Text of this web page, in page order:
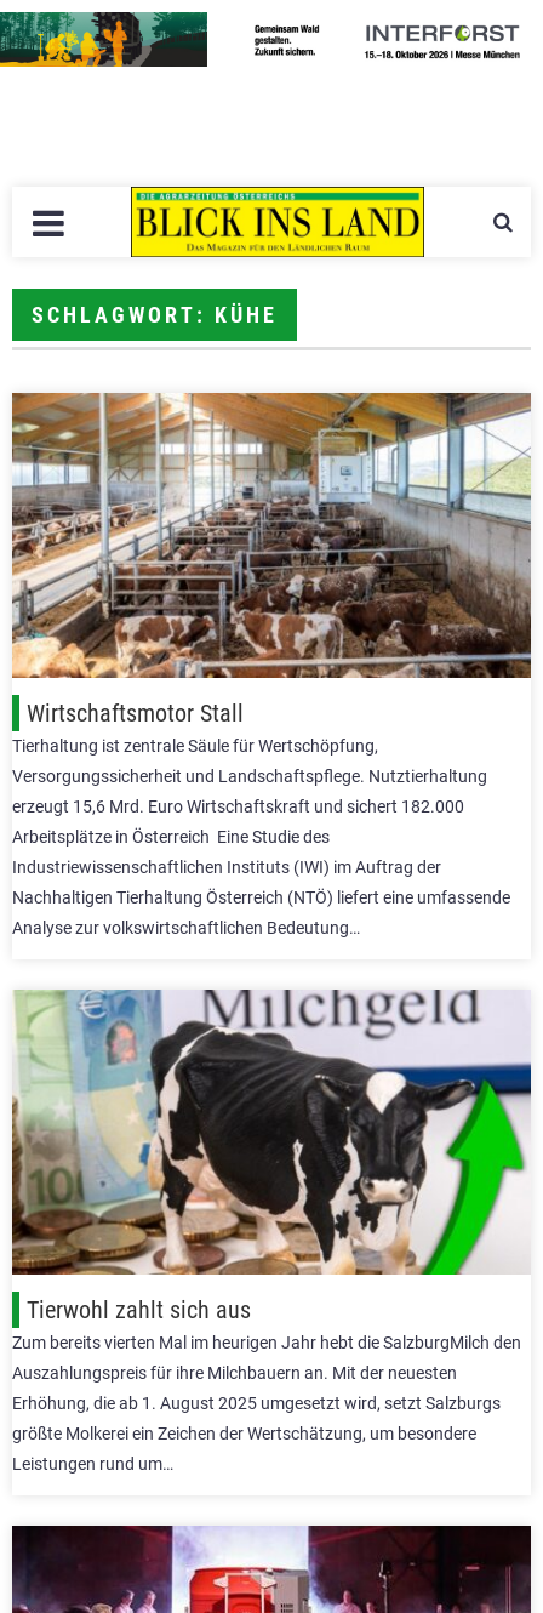
SCHLAGWORT: KÜHE
Wirtschaftsmotor Stall
Tierhaltung ist zentrale Säule für Wertschöpfung,
Versorgungssicherheit und Landschaftspflege. Nutztierhaltung
erzeugt 15,6 Mrd. Euro Wirtschaftskraft und sichert 182.000
Arbeitsplätze in Österreich Eine Studie des
Industriewissenschaftlichen Instituts (IWI) im Auftrag der
Nachhaltigen Tierhaltung Österreich (NTÖ) liefert eine umfassende
Analyse zur volkswirtschaftlichen Bedeutung…
Tierwohl zahlt sich aus
Zum bereits vierten Mal im heurigen Jahr hebt die SalzburgMilch den
Auszahlungspreis für ihre Milchbauern an. Mit der neuesten
Erhöhung, die ab 1. August 2025 umgesetzt wird, setzt Salzburgs
größte Molkerei ein Zeichen der Wertschätzung, um besondere
Leistungen rund um…